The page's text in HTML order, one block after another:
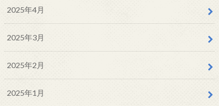
2025年4月
2025年3月
2025年2月
2025年1月